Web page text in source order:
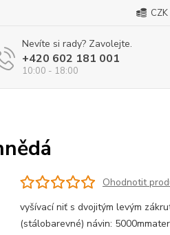
CZK
Nevíte si rady? Zavolejte.
+420 602 181 001
10:00 - 18:00
Ohodnotit
vyšívací niť s dvojitým levým
(stálobarevné) návin: